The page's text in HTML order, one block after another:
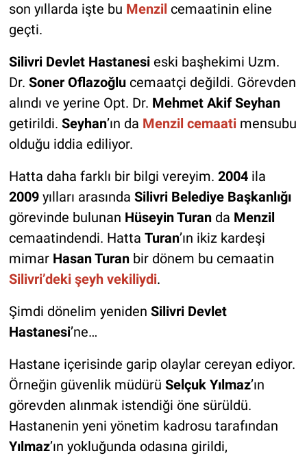
son yıllarda işte bu Menzil cemaatinin eline
geçti.
Silivri Devlet Hastanesieski başhekimi Uzm.
Dr. Soner Oflazoğlucemaatçi değildi. Görevden
alındı ve yerine Opt. Dr. Mehmet Akif Seyhan
getirildi. Seyhan’ın da Menzil cemaatimensubu
olduğu iddia ediliyor.
Hatta daha farklı bir bilgi vereyim. 2004ila
2009yılları arasında Silivri Belediye Başkanlığı
görevinde bulunan Hüseyin Turan da Menzil
cemaatindendi. Hatta Turan’ın ikiz kardeşi
mimar Hasan Turan bir dönem bu cemaatin
Silivri’deki şeyh vekiliydi.
Şimdi dönelim yeniden Silivri Devlet
Hastanesi’ne…
Hastane içerisinde garip olaylar cereyan ediyor.
Örneğin güvenlik müdürü Selçuk Yılmaz’ın
görevden alınmak istendiği öne sürüldü.
Hastanenin yeni yönetim kadrosu tarafından
Yılmaz’ın yokluğunda odasına girildi,